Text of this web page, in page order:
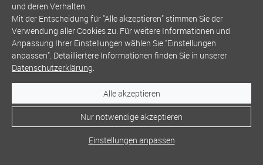
und deren Verhalten.
Mit der Entscheidung für "Alle akzeptieren" stimmen Sie der
Verwendung aller Cookies zu. Für weitere Informationen und
Anpassung Ihrer Einstellungen wählen Sie "Einstellungen
anpassen". Detailliertere Informationen finden Sie in unserer
Datenschutzerklärung.
Alle akzeptieren
Nur notwendige akzeptieren
Einstellungen anpassen